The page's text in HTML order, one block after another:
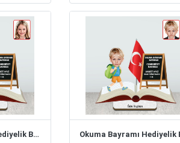
Okuma Bayramı Hediyelik Biblo Kız Model 2